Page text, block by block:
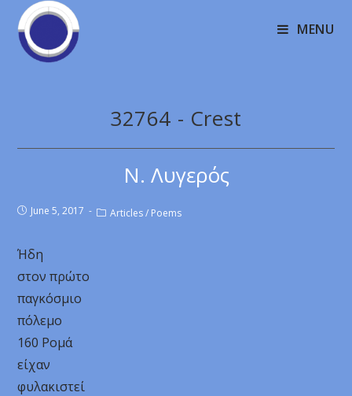
MENU
32764 - Crest
Ν. Λυγερός
June 5, 2017 Articles / Poems
Ήδη
στον πρώτο
παγκόσμιο
πόλεμο
160 Ρομά
είχαν
φυλακιστεί